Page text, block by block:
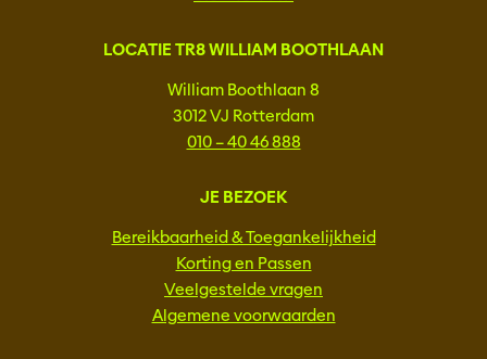
LOCATIE TR8 WILLIAM BOOTHLAAN
William Boothlaan 8
3012 VJ Rotterdam
010 – 40 46 888
JE BEZOEK
Bereikbaarheid & Toegankelijkheid
Korting en Passen
Veelgestelde vragen
Algemene voorwaarden